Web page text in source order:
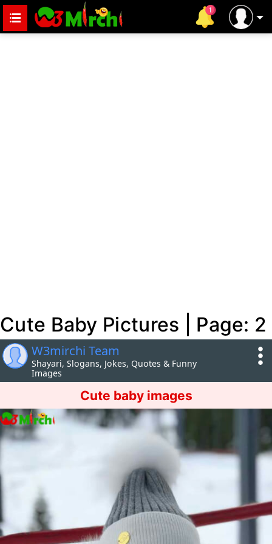
Cute Baby Pictures | Page: 2
W3mirchi Team
Shayari, Slogans, Jokes, Quotes & Funny
Images
Cute baby images